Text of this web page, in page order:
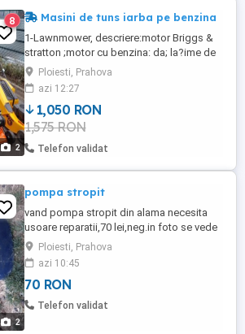
2
8 Masini de tuns iarba pe benzina
1-Lawnmower, descriere:motor Briggs &
stratton ;motor cu benzina: da; la?ime de
lucru: 46; container de colectare: da;
autopropulsata: da; 2- Ibea, 530 classic,
Lawnmower, marca: Ibea; motor cu
benzina: da; tip: 530 classic; la?ime de
lucru: 53; container de colectare: da;
autopropulsata: da, 3- Honda, ...
Ploiesti, Prahova
azi 12:27
1,050 RON
1,575 RON
Telefon validat
2
pompa stropit
vand pompa stropit din alama necesita
usoare reparatii,70 lei,neg.in foto se vede
defectul
Ploiesti, Prahova
azi 10:45
70 RON
Telefon validat